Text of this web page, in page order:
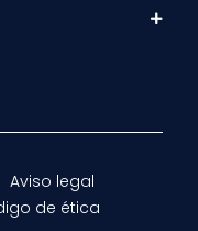
Aviso legal
de ética